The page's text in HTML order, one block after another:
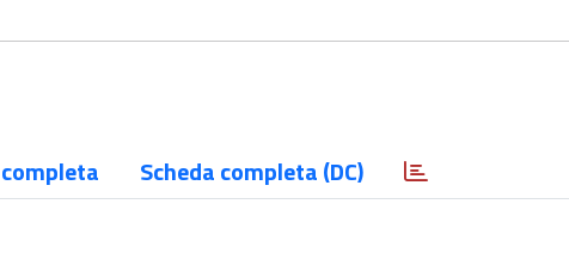
Scheda completa (DC)